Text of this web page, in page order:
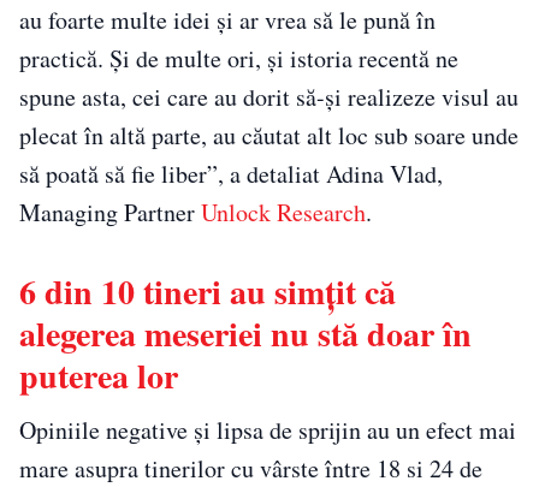
au foarte multe idei și ar vrea să le pună în
practică. Și de multe ori, și istoria recentă ne
spune asta, cei care au dorit să-și realizeze visul au
plecat în altă parte, au căutat alt loc sub soare unde
să poată să fie liber”, a detaliat Adina Vlad,
Managing PartnerUnlock Research.
6 din 10 tineri au simțit că
alegerea meseriei nu stă doar în
puterea lor
Opiniile negative și lipsa de sprijin au un efect mai
mare asupra tinerilor cu vârste între 18 si 24 de